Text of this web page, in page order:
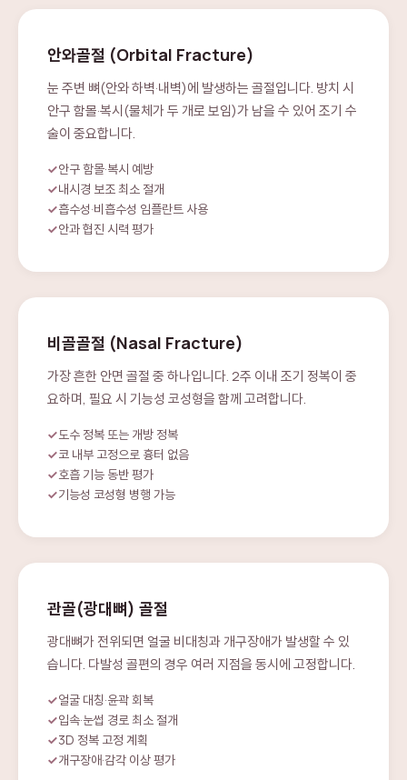
안와골절 (Orbital Fracture)
눈 주변 뼈(안와 하벽·내벽)에 발생하는 골절입니다. 방치 시
안구 함몰·복시(물체가 두 개로 보임)가 남을 수 있어 조기 수
술이 중요합니다.
안구 함몰·복시 예방
내시경 보조 최소 절개
흡수성·비흡수성 임플란트 사용
안과 협진 시력 평가
비골골절 (Nasal Fracture)
가장 흔한 안면 골절 중 하나입니다. 2주 이내 조기 정복이 중
요하며, 필요 시 기능성 코성형을 함께 고려합니다.
도수 정복 또는 개방 정복
코 내부 고정으로 흉터 없음
호흡 기능 동반 평가
기능성 코성형 병행 가능
관골(광대뼈) 골절
광대뼈가 전위되면 얼굴 비대칭과 개구장애가 발생할 수 있
습니다. 다발성 골편의 경우 여러 지점을 동시에 고정합니다.
얼굴 대칭·윤곽 회복
입속·눈썹 경로 최소 절개
3D 정복 고정 계획
개구장애·감각 이상 평가